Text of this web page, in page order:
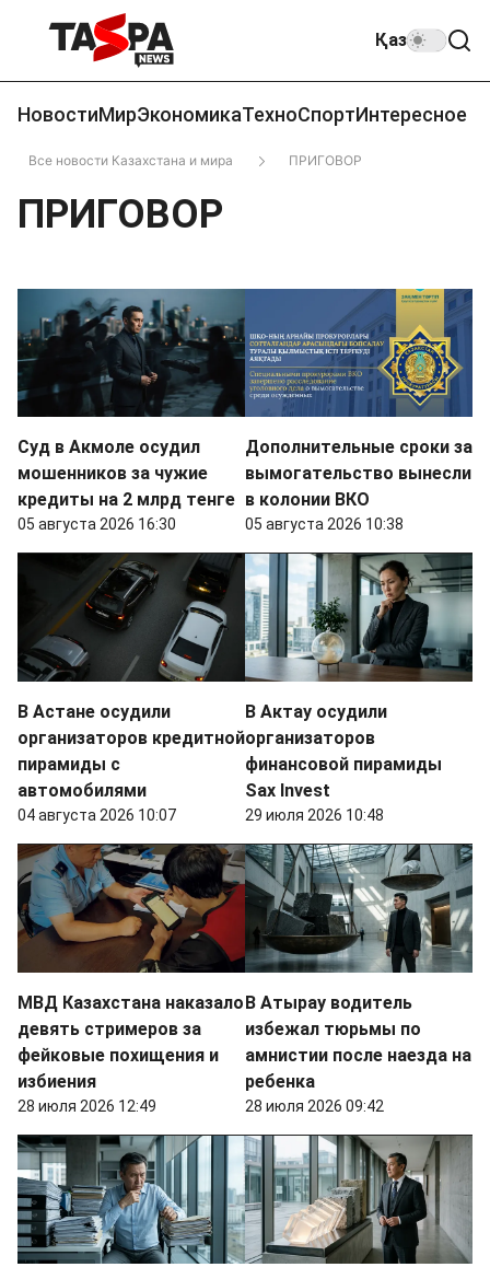
Қаз
НовостиМирЭкономикаТехноСпортИнтересное
Все новости Казахстана и мира ПРИГОВОР
ПРИГОВОР
Суд в Акмоле осудил
мошенников за чужие
кредиты на 2 млрд тенге
05 августа 2026 16:30
Дополнительные сроки за
вымогательство вынесли
в колонии ВКО
05 августа 2026 10:38
В Астане осудили
организаторов кредитной
пирамиды с
автомобилями
04 августа 2026 10:07
В Актау осудили
организаторов
финансовой пирамиды
Sax Invest
29 июля 2026 10:48
МВД Казахстана наказало
девять стримеров за
фейковые похищения и
избиения
28 июля 2026 12:49
В Атырау водитель
избежал тюрьмы по
амнистии после наезда на
ребенка
28 июля 2026 09:42